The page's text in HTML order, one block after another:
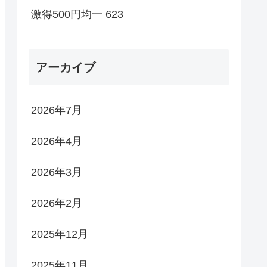
激得500円均一 623
アーカイブ
2026年7月
2026年4月
2026年3月
2026年2月
2025年12月